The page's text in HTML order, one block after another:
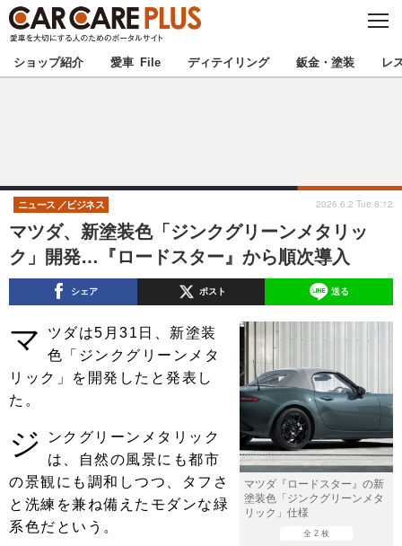
C
S
E
★カーケアプラス認定★ 厳選プロショップを地域から探す
甲信越 北陸
東海 関西
中国 四国
九州 沖縄
注目の記事
愛車 File
自動車豆知識 ストップ！不具合修理＆粗悪修理
鈑金・塗装
ディテイリング
ディテイリング 洗車
ヘッドライト磨き コーティング
鈑金・塗装
小キズ直し 防錆
特集記事
ストップ 不具合修理＆粗悪修理
カーメーカー「旧車」関連プロジェ
クト
ショップ紹介
ショップ紹介 愛車 File ディテイリング 鈑金・塗装 レ
マツダ、新塗装色「ジンクグリーンメタリッ
ク」開発…『ロードスター』から順次導入
ニュース ビジネス 2026.6.2 Tue 8:12
シェア ポスト 送る
マツダ『ロードスター』の新
塗装色「ジンクグリーンメタ
リック」仕様
全 2 枚
マ
ツダは5月31日、新塗装
色「ジンクグリーンメタ
リック」を開発したと発表し
た。
ジ
ンクグリーンメタリック
は、自然の風景にも都市
の景観にも調和しつつ、タフさ
と洗練を兼ね備えたモダンな緑
系色だという。